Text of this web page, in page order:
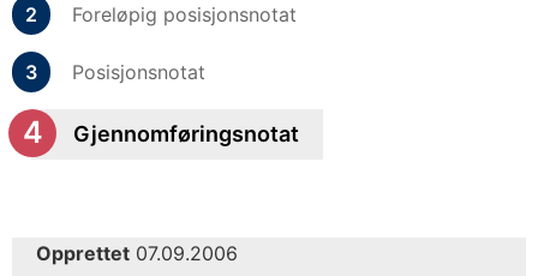
Foreløpig posisjonsnotat
Posisjonsnotat
Gjennomføringsnotat
Opprettet 07.09.2006